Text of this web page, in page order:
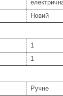
Новий
1
1
Ручне